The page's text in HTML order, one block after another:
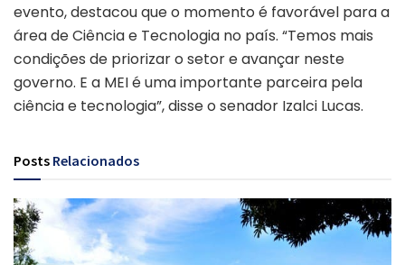
evento, destacou que o momento é favorável para a
área de Ciência e Tecnologia no país. “Temos mais
condições de priorizar o setor e avançar neste
governo. E a MEI é uma importante parceira pela
ciência e tecnologia”, disse o senador Izalci Lucas.
Posts Relacionados